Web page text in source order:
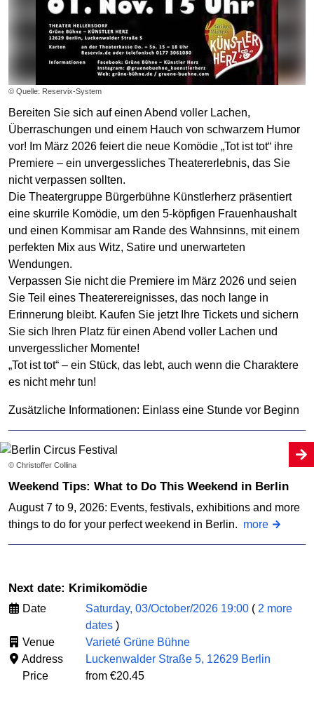
© Quelle: Reservix-System
Bereiten Sie sich auf einen Abend voller Lachen,
Überraschungen und einem Hauch von schwarzem Humor
vor! Im März 2026 feiert die neue Komödie „Tot ist tot“ ihre
Premiere – ein unvergessliches Theatererlebnis, das Sie
nicht verpassen sollten.
Die Theatergruppe Bürgerbühne Künstlerherz präsentiert
eine skurrile Komödie, um den 5-köpfigen Frauenhaushalt
und einen Kommisar am Rande des Wahnsinns, mit einem
perfekten Mix aus Witz, Satire und unerwarteten
Wendungen.
Verpassen Sie nicht die Premiere im März 2026 und seien
Sie Teil eines Theaterereignisses, das noch lange in
Erinnerung bleibt. Kaufen Sie jetzt Ihre Tickets und sichern
Sie sich Ihren Platz für einen Abend voller Lachen und
unvergesslicher Momente!
„Tot ist tot“ – ein Stück, das lebt, auch wenn die Charaktere
es nicht mehr tun!
Zusätzliche Informationen: Einlass eine Stunde vor Beginn
© Christoffer Collina
Weekend Tips: What to Do This Weekend in Berlin
August 7 to 9, 2026: Events, festivals, exhibitions and more
things to do for your perfect weekend in Berlin. more
Next date: Krimikomödie
Date Saturday, 03/October/2026 19:00 ( 2 more
dates )
Venue
Varieté Grüne Bühne
Address
Luckenwalder Straße 5, 12629 Berlin
Price
from €20.45